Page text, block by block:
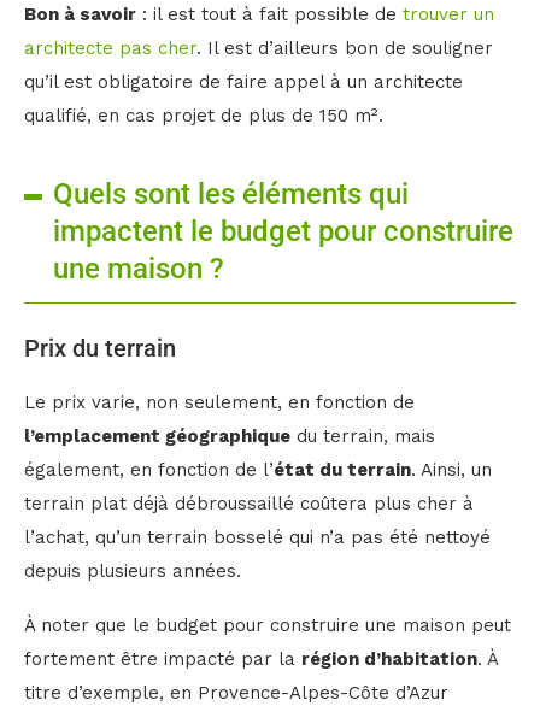
Bon à savoir : il est tout à fait possible de trouver un
architecte pas cher. Il est d’ailleurs bon de souligner
qu’il est obligatoire de faire appel à un architecte
qualifié, en cas projet de plus de 150 m².
Quels sont les éléments qui
impactent le budget pour construire
une maison ?
Prix du terrain
Le prix varie, non seulement, en fonction de
l’emplacement géographique du terrain, mais
également, en fonction de l’état du terrain. Ainsi, un
terrain plat déjà débroussaillé coûtera plus cher à
l’achat, qu’un terrain bosselé qui n’a pas été nettoyé
depuis plusieurs années.
À noter que le budget pour construire une maison peut
fortement être impacté par la région d’habitation. À
titre d’exemple, en Provence-Alpes-Côte d’Azur